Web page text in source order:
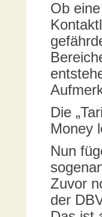
Ob
Die
Money
Nun
Zuvor
der